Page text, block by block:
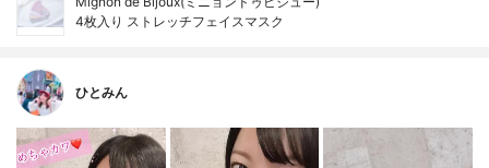
4枚入り ストレッチフェイスマスク
ひとみん